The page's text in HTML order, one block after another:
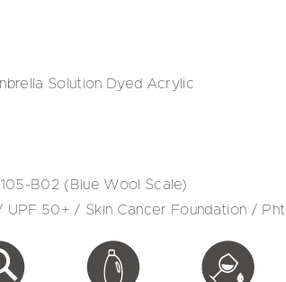
Solution Dyed Acrylic
B02 (Blue Wool Scale)
UPF 50+ / Skin Cancer Foundation /